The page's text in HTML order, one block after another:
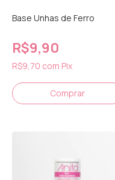
Base Unhas de Ferro
R$9,90
R$9,70 com Pix